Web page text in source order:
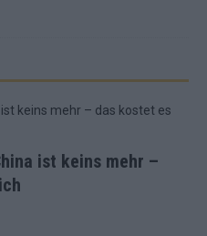
ist keins mehr –